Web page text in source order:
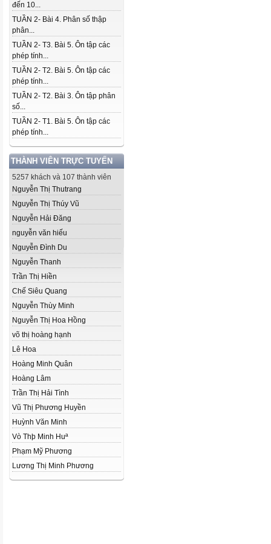
đến 10...
TUẦN 2- Bài 4. Phân số thập
phân...
TUẦN 2- T3. Bài 5. Ôn tập các
phép tính...
TUẦN 2- T2. Bài 5. Ôn tập các
phép tính...
TUẦN 2- T2. Bài 3. Ôn tập phân
số...
TUẦN 2- T1. Bài 5. Ôn tập các
phép tính...
THÀNH VIÊN TRỰC TUYẾN
5257 khách và 107 thành viên
Nguyễn Thị Thutrang
Nguyễn Thị Thúy Vũ
Nguyễn Hải Đăng
nguyễn văn hiếu
Nguyễn Đình Du
Nguyễn Thanh
Trần Thị Hiền
Chế Siêu Quang
Nguyễn Thùy Minh
Nguyễn Thị Hoa Hồng
võ thị hoàng hạnh
Lê Hoa
Hoàng Minh Quân
Hoàng Lâm
Trần Thị Hải Tình
Vũ Thị Phương Huyền
Huỳnh Văn Minh
Vò Thþ Minh Huª
Phạm Mỹ Phương
Lương Thị Minh Phương